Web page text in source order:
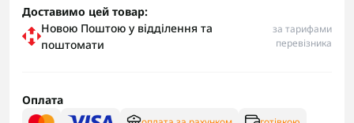
Доставимо цей товар:
Новою Поштою у відділення та
поштомати
за тарифами
перевізника
Оплата